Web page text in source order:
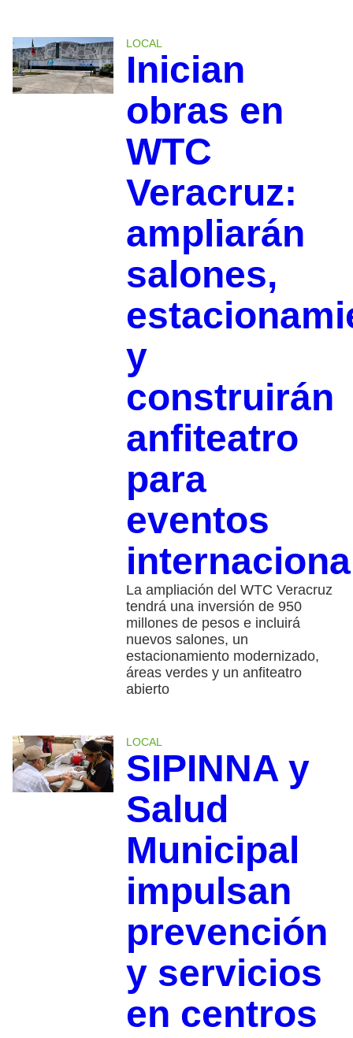
LOCAL
Inician
obras en
WTC
Veracruz:
ampliarán
salones,
y
construirán
anfiteatro
para
eventos
La ampliación del WTC Veracruz
tendrá una inversión de 950
millones de pesos e incluirá
nuevos salones, un
estacionamiento modernizado,
áreas verdes y un anfiteatro
abierto
LOCAL
SIPINNA y
Salud
Municipal
impulsan
prevención
y servicios
en centros